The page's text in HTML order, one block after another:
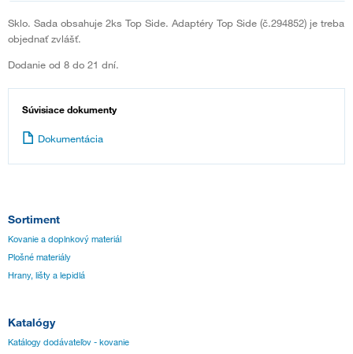
Sklo. Sada obsahuje 2ks Top Side. Adaptéry Top Side (č.294852) je treba
objednať zvlášť.
Dodanie od 8 do 21 dní.
Súvisiace dokumenty
Dokumentácia
Sortiment
Kovanie a doplnkový materiál
Plošné materiály
Hrany, lišty a lepidlá
Katalógy
Katálogy dodávateľov - kovanie